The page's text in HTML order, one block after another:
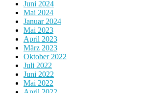
Juni 2024
Mai 2024
Januar 2024
Mai 2023
April 2023
März 2023
Oktober 2022
Juli 2022
Juni 2022
Mai 2022